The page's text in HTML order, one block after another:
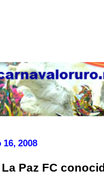
2008
Paz FC